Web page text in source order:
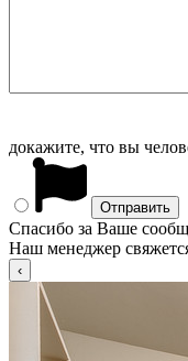
докажите, что вы
Спасибо за Ваше
Наш менеджер